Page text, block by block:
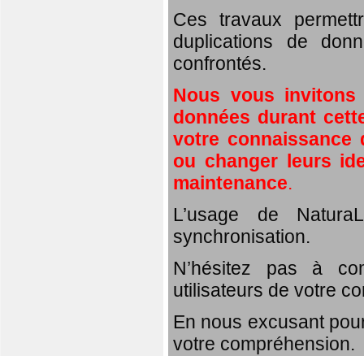
Ces travaux
duplications de
confrontés.
Nous vous
données durant
votre connaissance
ou changer leurs
maintenance.
L’usage de
synchronisation.
N’hésitez pas à
utilisateurs de votre
En nous excusant
votre compréhension.